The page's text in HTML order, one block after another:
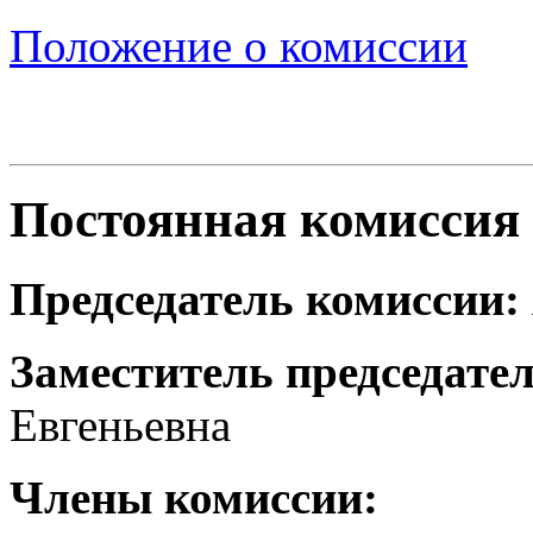
Положение о комиссии
Постоянная
Председатель комиссии:
Заместитель
Евгеньевна
Члены комиссии: